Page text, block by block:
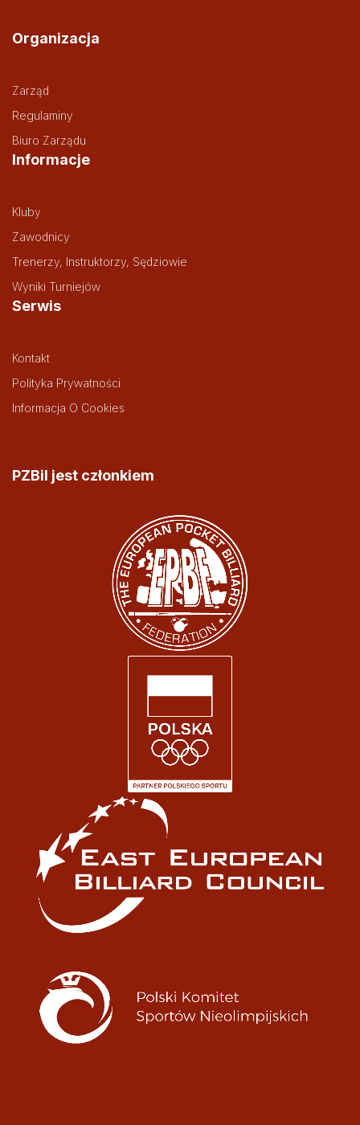
Organizacja
Zarząd
Regulaminy
Biuro Zarządu
Informacje
Kluby
Zawodnicy
Trenerzy, Instruktorzy, Sędziowie
Wyniki Turniejów
Serwis
Kontakt
Polityka Prywatności
Informacja O Cookies
PZBil jest członkiem